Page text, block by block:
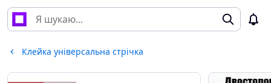
Клейка універсальна стрічка